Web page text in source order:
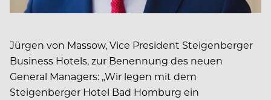
Jürgen von Massow, Vice President Steigenberger
Business Hotels, zur Benennung des neuen
General Managers: „Wir legen mit dem
Steigenberger Hotel Bad Homburg ein